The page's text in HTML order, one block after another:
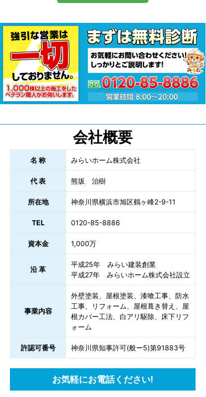
会社概要
名 称 みらいホーム株式会社
代 表 熊坂 治樹
所在地 神奈川県横浜市旭区鶴ヶ峰2-9-11
TEL 0120-85-8886
資本金 1,000万
沿 革
平成25年 みらい建装創業
平成27年 みらいホーム株式会社設立
事業内容
外壁塗装、屋根塗装、漆喰工事、防水
工事、リフォーム、屋根葺き替え、屋
根カバー工法、白アリ駆除、床下リフ
ォーム
許認可番号 神奈川県知事許可(般ー5)第91883号
お気軽にお電話ください!